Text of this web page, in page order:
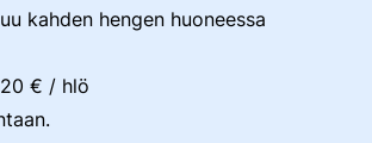
kahden hengen huoneessa
€ / hlö